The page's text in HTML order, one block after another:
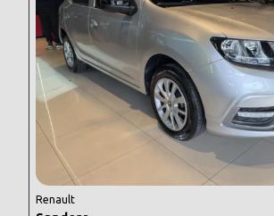
Renault